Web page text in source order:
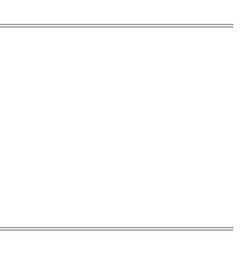
Risto Joost
jüdischer